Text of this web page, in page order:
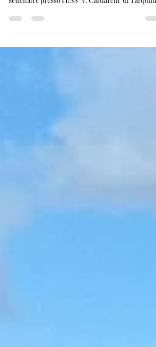
settembre presso l'IISS "V. Cardarelli" di